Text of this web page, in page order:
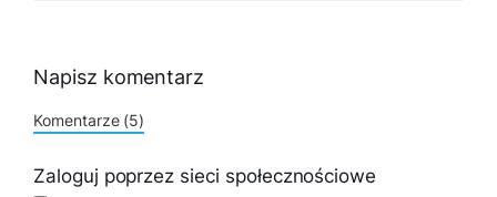
Napisz komentarz
Komentarze (5)
Zaloguj poprzez sieci społecznościowe